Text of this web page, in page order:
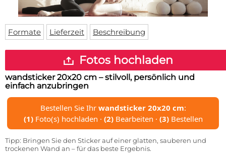
Fußmatte
Bodenmatte
Custom skateboard deck
Über uns
Lieferzeiten
Login
WhatsApp
Formate Lieferzeit Beschreibung
Fotos hochladen
wandsticker 20x20 cm – stilvoll, persönlich und
einfach anzubringen
Bestellen Sie Ihr wandsticker 20x20 cm:
(1)Foto(s) hochladen · (2)Bearbeiten · (3)Bestellen
Tipp: Bringen Sie den Sticker auf einer glatten, sauberen und
trockenen Wand an – für das beste Ergebnis.